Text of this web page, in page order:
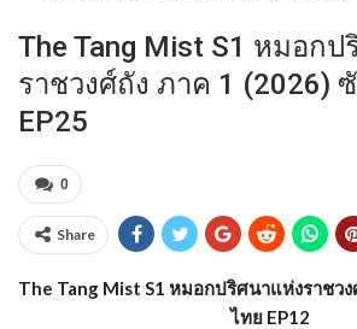
The Tang Mist S1 หมอกป
ราชวงศ์ถัง ภาค 1 (2026)
EP25
0
Share
The Tang Mist S1 หมอกปริศนาแห่งราชว
ไทย EP12